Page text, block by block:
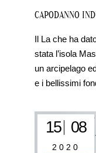
CAPODANNO
Il La che ha
stata l’isola
un arcipelago
e i bellissimi
15 08
2020